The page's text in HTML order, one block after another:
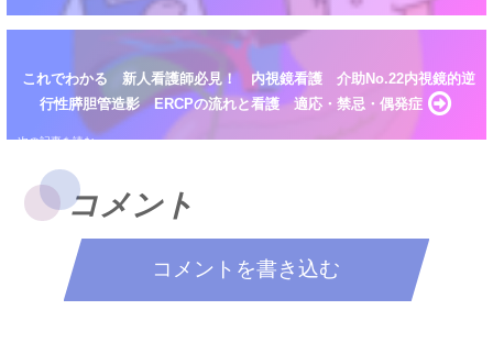
これでわかる 新人看護師必見！ 内視鏡看護 介助No.22内視鏡的逆
行性膵胆管造影 ERCPの流れと看護 適応・禁忌・偶発症
コメント
コメントを書き込む